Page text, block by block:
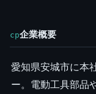
cp企業概要
愛知県安城市に本
ー。電動工具部品